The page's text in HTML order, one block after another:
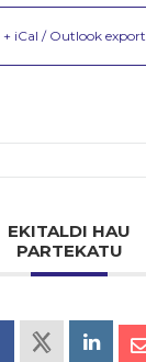
+ iCal / Outlook export
EKITALDI HAU
PARTEKATU